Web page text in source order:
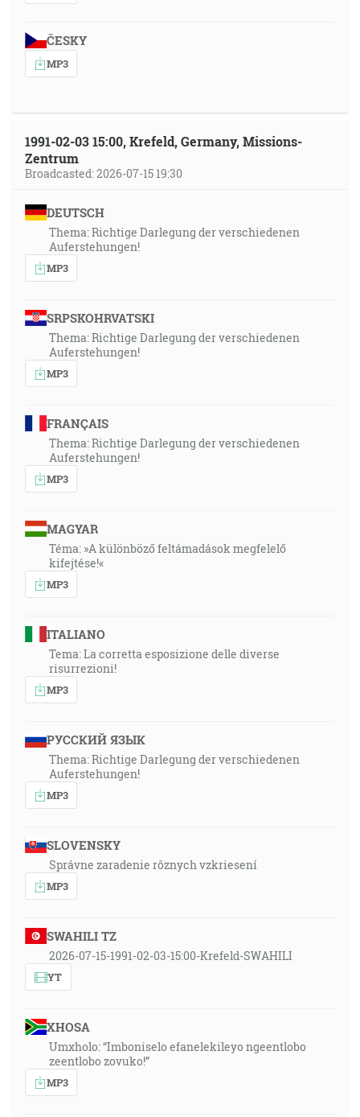
ČESKY
MP3
1991-02-03 15:00, Krefeld, Germany, Missions-
Zentrum
Broadcasted: 2026-07-15 19:30
DEUTSCH
Thema: Richtige Darlegung der verschiedenen
Auferstehungen!
MP3
SRPSKOHRVATSKI
Thema: Richtige Darlegung der verschiedenen
Auferstehungen!
MP3
FRANÇAIS
Thema: Richtige Darlegung der verschiedenen
Auferstehungen!
MP3
MAGYAR
Téma: »A különböző feltámadások megfelelő
kifejtése!«
MP3
ITALIANO
Tema: La corretta esposizione delle diverse
risurrezioni!
MP3
РУССКИЙ ЯЗЫК
Thema: Richtige Darlegung der verschiedenen
Auferstehungen!
MP3
SLOVENSKY
Správne zaradenie rôznych vzkriesení
MP3
SWAHILI TZ
2026-07-15-1991-02-03-15:00-Krefeld-SWAHILI
YT
XHOSA
Umxholo: “Imboniselo efanelekileyo ngeentlobo
zeentlobo zovuko!”
MP3